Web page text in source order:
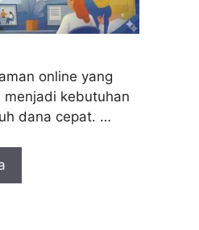
online yang
kebutuhan
dana cepat. …